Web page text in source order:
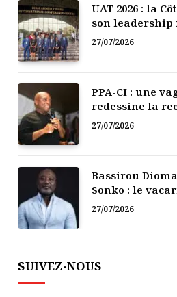
UAT 2026 : la
son
Afrique
27/07/2026
PPA-CI : une
redessine la
politique
27/07/2026
Bassirou
Sonko : le
doit pas faire
Fraternité
27/07/2026
SUIVEZ-NOUS